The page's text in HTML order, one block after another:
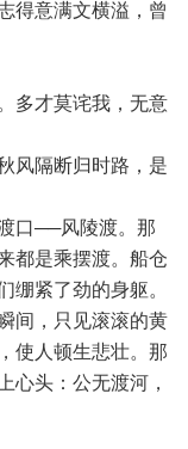
志得意满文横溢，曾
。多才莫诧我，无意
秋风隔断归时路，是
口──风陵渡。那
都是乘摆渡。船仓
绷紧了劲的身躯。
间，只见滚滚的黄
使人顿生悲壮。那
心头：公无渡河，